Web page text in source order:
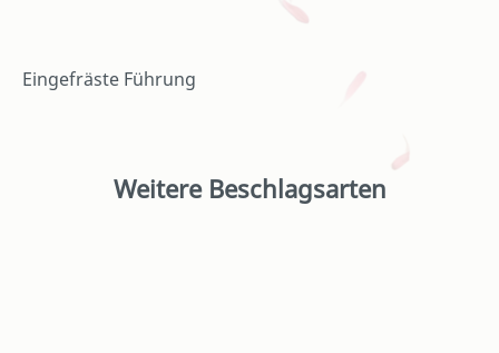
Eingefräste Führung
Weitere Beschlagsarten